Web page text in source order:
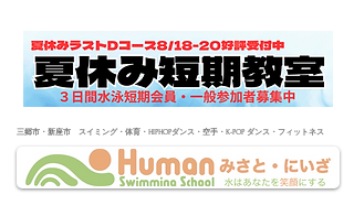
​三郷市・新座市 スイミング・体育・HIPHOPダンス・空手・K-POP ダンス・フィットネス